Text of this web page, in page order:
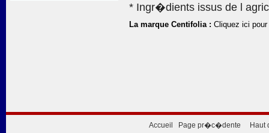
* Ingr�dients issus de l
La marque Centifolia : Cliquez ici
Accueil Page pr�c�dente Haut